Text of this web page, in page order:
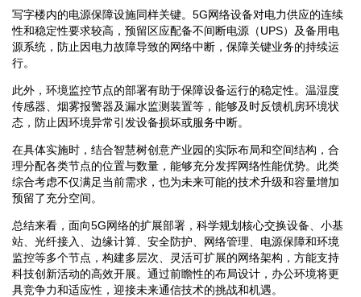
写字楼内的电源保障设施同样关键。5G网络设备对电力供应的连续
性和稳定性要求较高，预留区应配备不间断电源（UPS）及备用电
源系统，防止因电力故障导致的网络中断，保障关键业务的持续运
行。
此外，环境监控节点的部署有助于保障设备运行的稳定性。温湿度
传感器、烟雾报警器及漏水监测装置等，能够及时反馈机房环境状
态，防止因环境异常引发设备损坏或服务中断。
在具体实施时，结合智慧树创意产业园的实际布局和空间结构，合
理分配各类节点的位置与数量，能够充分发挥网络性能优势。此类
综合考虑不仅满足当前需求，也为未来可能的技术升级和容量增加
预留了充分空间。
总结来看，面向5G网络的扩展部署，科学规划核心交换设备、小基
站、光纤接入、边缘计算、安全防护、网络管理、电源保障和环境
监控等多个节点，构建多层次、灵活可扩展的网络架构，方能支持
科技创新活动的高效开展。通过前瞻性的布局设计，办公环境将更
具竞争力和适应性，迎接未来通信技术的挑战和机遇。